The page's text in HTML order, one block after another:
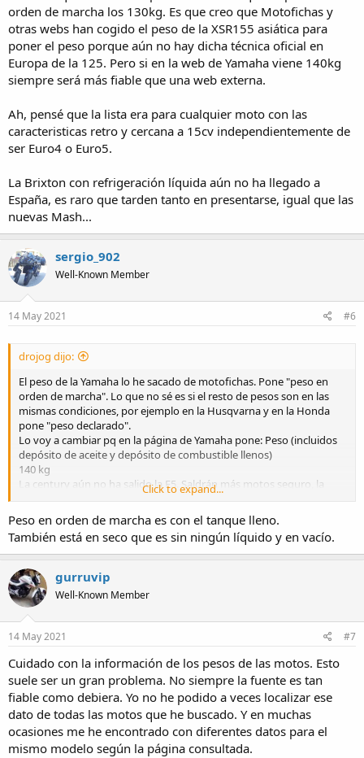
orden de marcha los 130kg. Es que creo que Motofichas y
otras webs han cogido el peso de la XSR155 asiática para
poner el peso porque aún no hay dicha técnica oficial en
Europa de la 125. Pero si en la web de Yamaha viene 140kg
siempre será más fiable que una web externa.
Ah, pensé que la lista era para cualquier moto con las
caracteristicas retro y cercana a 15cv independientemente de
ser Euro4 o Euro5.
La Brixton con refrigeración líquida aún no ha llegado a
España, es raro que tarden tanto en presentarse, igual que las
nuevas Mash...
sergio_902
Well-Known Member
14 May 2021 #6
drojog dijo:
El peso de la Yamaha lo he sacado de motofichas. Pone "peso en
orden de marcha". Lo que no sé es si el resto de pesos son en las
mismas condiciones, por ejemplo en la Husqvarna y en la Honda
pone "peso declarado".
Lo voy a cambiar pq en la página de Yamaha pone: Peso (incluidos
depósito de aceite y depósito de combustible llenos)
140 kg
La century aún no ha salido la E5. Saldrán más motos seguro, la
Rieju o las Mash y Brixton con 15cv también.
Click to expand...
Peso en orden de marcha es con el tanque lleno.
También está en seco que es sin ningún líquido y en vacío.
gurruvip
Well-Known Member
14 May 2021 #7
Cuidado con la información de los pesos de las motos. Esto
suele ser un gran problema. No siempre la fuente es tan
fiable como debiera. Yo no he podido a veces localizar ese
dato de todas las motos que he buscado. Y en muchas
ocasiones me he encontrado con diferentes datos para el
mismo modelo según la página consultada.